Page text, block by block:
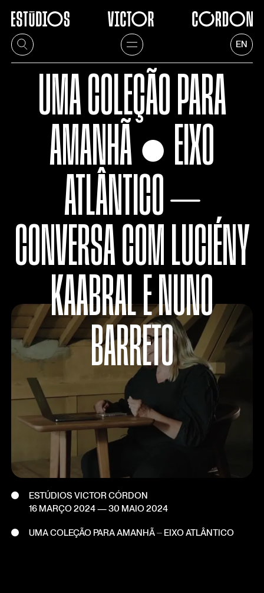
EN
UMA COLEÇÃO PARA
AMANHÃ ● EIXO
ATLÂNTICO ⏤
CONVERSA COM LUCIÉNY
KAABRAL E NUNO
BARRETO
ESTÚDIOS VICTOR CÓRDON
16 MARÇO 2024—30 MAIO 2024
UMA COLEÇÃO PARA AMANHÃ ⏤ EIXO ATLÂNTICO